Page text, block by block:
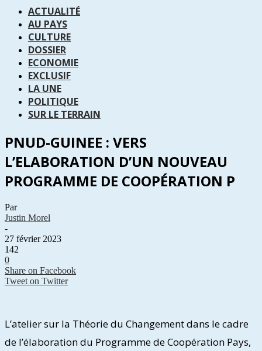
ACTUALITÉ
AU PAYS
CULTURE
DOSSIER
ECONOMIE
EXCLUSIF
LA UNE
POLITIQUE
SUR LE TERRAIN
PNUD-GUINEE : VERS
L’ELABORATION D’UN NOUVEAU
PROGRAMME DE COOPÉRATION P
Par
Justin Morel
-
27 février 2023
142
0
Share on Facebook
Tweet on Twitter
L’atelier sur la Théorie du Changement dans le cadre
de l’élaboration du Programme de Coopération Pays,